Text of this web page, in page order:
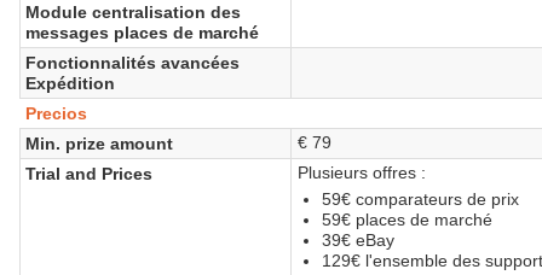
Module centralisation des
messages places de marché
Fonctionnalités avancées
Expédition
Precios
Min. prize amount
€ 79
Trial and Prices
Plusieurs offres :
59€ comparateurs de prix
59€ places de marché
39€ eBay
129€ l'ensemble des